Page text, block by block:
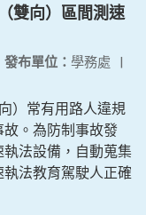
雙向）區間測速
發布單位： 學務處 |
）常有用路人違規
。為防制事故發
法設備，自動蒐集
法教育駕駛人正確